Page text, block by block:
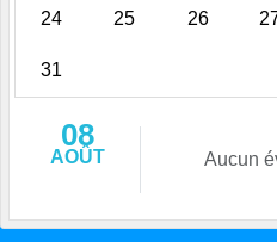
24 25 26
31
08
AOÛT Aucun